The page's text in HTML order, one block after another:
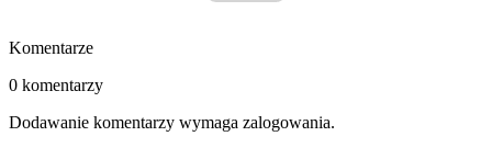
Komentarze
0 komentarzy
Dodawanie komentarzy wymaga zalogowania.